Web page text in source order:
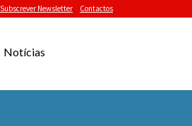
Subscrever Newsletter Contactos
Notícias